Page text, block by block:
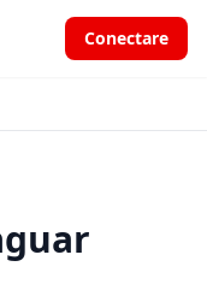
Conectare